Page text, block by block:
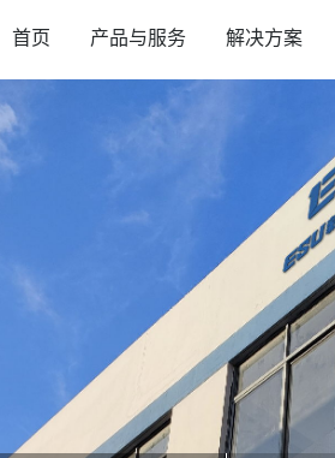
首页 产品与服务 解决方案